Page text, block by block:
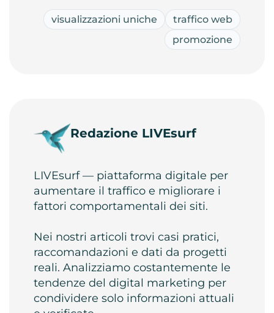
visualizzazioni uniche
traffico web
promozione
Redazione LIVEsurf
LIVEsurf — piattaforma digitale per
aumentare il traffico e migliorare i
fattori comportamentali dei siti.
Nei nostri articoli trovi casi pratici,
raccomandazioni e dati da progetti
reali. Analizziamo costantemente le
tendenze del digital marketing per
condividere solo informazioni attuali